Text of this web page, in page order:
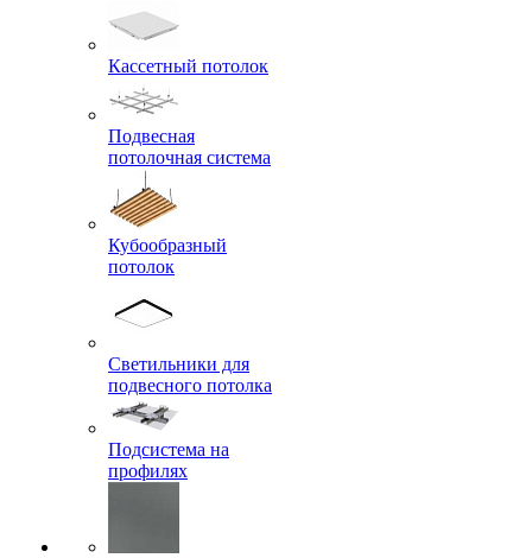
Кассетный потолок
Подвесная
потолочная система
Кубообразный
потолок
Светильники для
подвесного потолка
Подсистема на
профилях